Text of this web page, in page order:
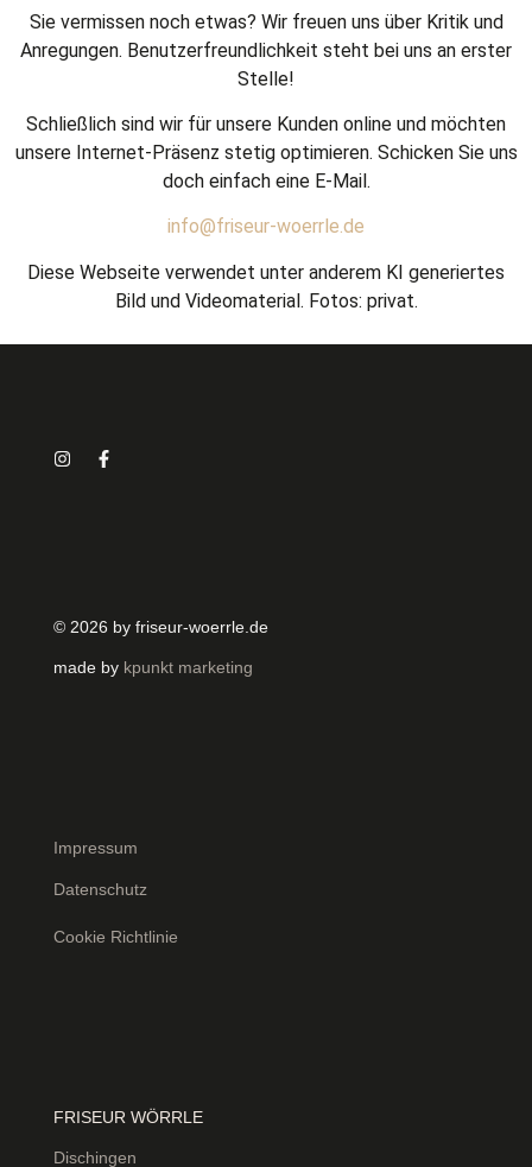
Sie vermissen noch etwas? Wir freuen uns über Kritik und
Anregungen. Benutzerfreundlichkeit steht bei uns an erster
Stelle!
Schließlich sind wir für unsere Kunden online und möchten
unsere Internet-Präsenz stetig optimieren. Schicken Sie uns
doch einfach eine E-Mail.
info@friseur-woerrle.de
Diese Webseite verwendet unter anderem KI generiertes
Bild und Videomaterial. Fotos: privat.
FRISEUR WÖRRLE
Dischingen
Impressum
Datenschutz
Cookie Richtlinie
© 2026 by friseur-woerrle.de
made by kpunkt marketing